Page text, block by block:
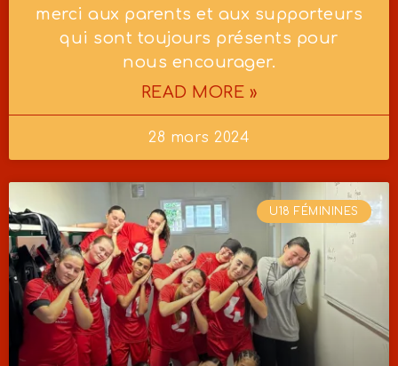
merci aux parents et aux supporteurs
qui sont toujours présents pour
nous encourager.
READ MORE »
28 mars 2024
U18 FÉMININES